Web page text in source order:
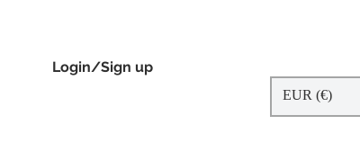
Login/Sign up
EUR (€)